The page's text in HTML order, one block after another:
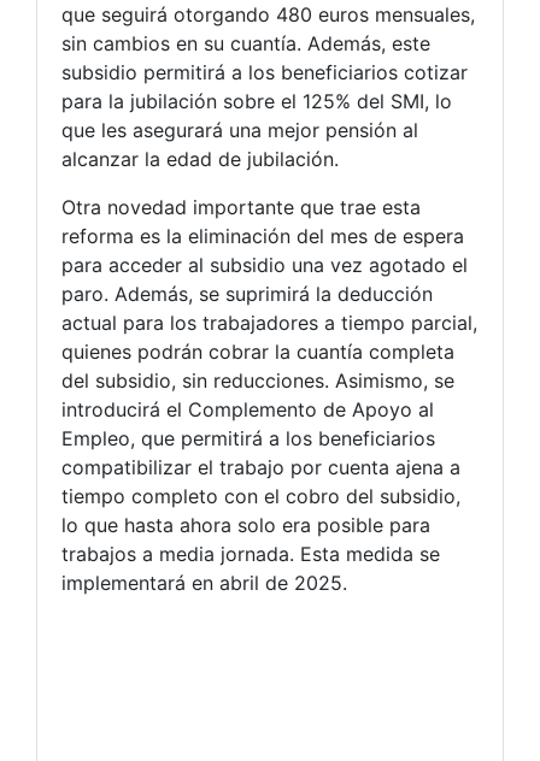
que seguirá otorgando 480 euros mensuales,
sin cambios en su cuantía. Además, este
subsidio permitirá a los beneficiarios cotizar
para la jubilación sobre el 125% del SMI, lo
que les asegurará una mejor pensión al
alcanzar la edad de jubilación.
Otra novedad importante que trae esta
reforma es la eliminación del mes de espera
para acceder al subsidio una vez agotado el
paro. Además, se suprimirá la deducción
actual para los trabajadores a tiempo parcial,
quienes podrán cobrar la cuantía completa
del subsidio, sin reducciones. Asimismo, se
introducirá el Complemento de Apoyo al
Empleo, que permitirá a los beneficiarios
compatibilizar el trabajo por cuenta ajena a
tiempo completo con el cobro del subsidio,
lo que hasta ahora solo era posible para
trabajos a media jornada. Esta medida se
implementará en abril de 2025.